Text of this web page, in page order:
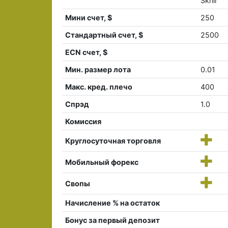
Мини счет, $
250
Стандартный счет, $
2500
ECN счет, $
Мин. размер лота
0.01
Макс. кред. плечо
400
Спрэд
1.0
Комиссия
Круглосуточная торговля
Мобильный форекс
Свопы
Начисление % на остаток
Бонус за первый депозит